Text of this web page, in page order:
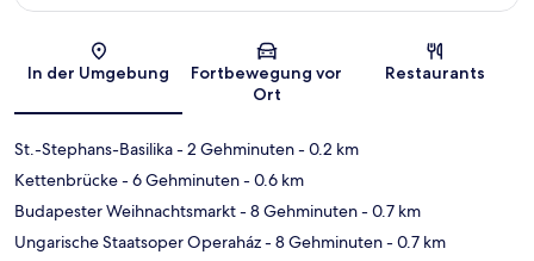
Karte
In der Umgebung
Fortbewegung vor
Ort
Restaurants
St.-Stephans-Basilika- 2 Gehminuten- 0.2 km
Kettenbrücke- 6 Gehminuten- 0.6 km
Budapester Weihnachtsmarkt- 8 Gehminuten- 0.7 km
Ungarische Staatsoper Operaház- 8 Gehminuten- 0.7 km